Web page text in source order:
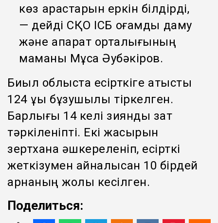
көз қарастарын еркін білдірді,
— дейді СҚО ІСБ қоғамдық даму
және ақпарат орталығының
маманы Мұса Әубәкіров.
Биыл облыста есірткіге қатысты
124 құқық бұзушылық тіркелген.
Барлығы 14 келі зиянды зат
тәркіленіпті. Екі жасырын
зертхана әшкереленіп, есірткі
жеткізумен айналысқан 10 бірдей
арнаның жолы кесілген.
Поделиться: